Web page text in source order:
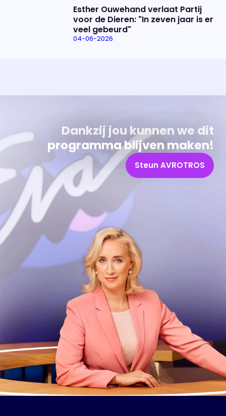
Esther Ouwehand verlaat Partij
voor de Dieren: "In zeven jaar is er
veel gebeurd"
04-06-2026
Dankzij jou kunnen we dit
programma blijven maken!
Steun AVROTROS